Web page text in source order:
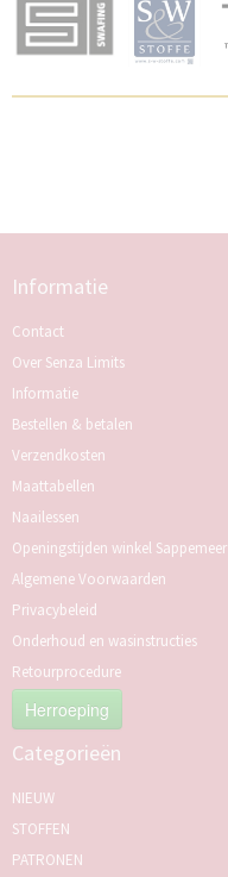
Informatie
Contact
Over Senza Limits
Informatie
Bestellen & betalen
Verzendkosten
Maattabellen
Naailessen
Openingstijden winkel Sappemeer
Algemene Voorwaarden
Privacybeleid
Onderhoud en wasinstructies
Retourprocedure
Herroeping
Categorieën
NIEUW
STOFFEN
PATRONEN